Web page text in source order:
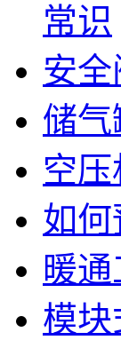
常识
安
储气
空
如
暖
模